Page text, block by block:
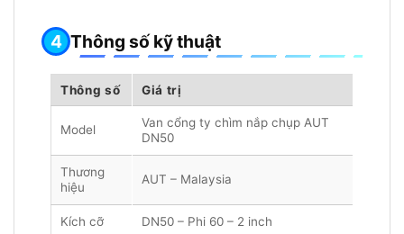
Thông số kỹ thuật
Thông số Giá trị
Model
Van cổng ty chìm nắp chụp AUT
DN50
Thương
hiệu
AUT – Malaysia
Kích cỡ DN50 – Phi 60 – 2 inch